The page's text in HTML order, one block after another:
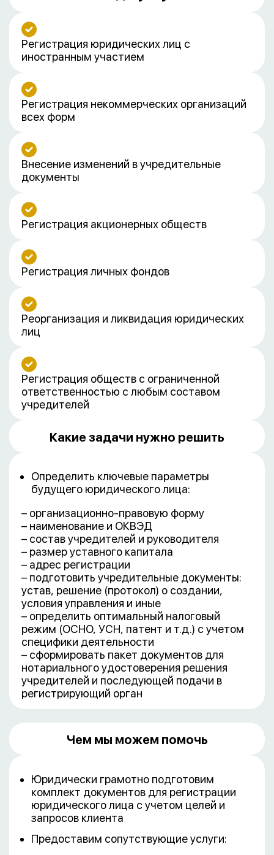
Регистрация юридических лиц с
иностранным участием
Регистрация некоммерческих организаций
всех форм
Внесение изменений в учредительные
документы
Регистрация акционерных обществ
Регистрация личных фондов
Реорганизация и ликвидация юридических
лиц
Регистрация обществ с ограниченной
ответственностью с любым составом
учредителей
Какие задачи нужно решить
Определить ключевые параметры
будущего юридического лица:
– организационно-правовую форму
– наименование и ОКВЭД
– состав учредителей и руководителя
– размер уставного капитала
– адрес регистрации
– подготовить учредительные документы:
устав, решение (протокол) о создании,
условия управления и иные
– определить оптимальный налоговый
режим (ОСНО, УСН, патент и т.д.) с учетом
специфики деятельности
– сформировать пакет документов для
нотариального удостоверения решения
учредителей и последующей подачи в
регистрирующий орган
Чем мы можем помочь
Юридически грамотно подготовим
комплект документов для регистрации
юридического лица с учетом целей и
запросов клиента
Предоставим сопутствующие услуги: